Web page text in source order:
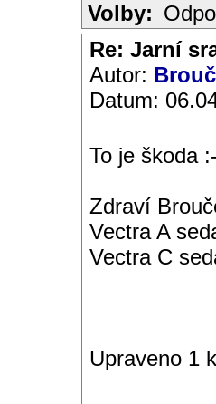
Volby:
Re: Jarní
Autor:
Datum:
To je škoda
Zdraví
Vectra A
Vectra C
Upraveno 1